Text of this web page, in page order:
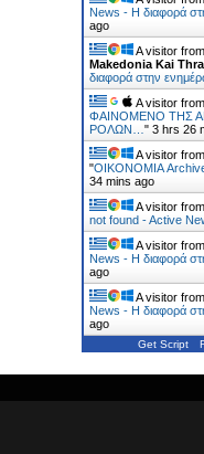
News - Η διαφορά
ago
A visitor from
Makedonia Kai
διαφορά στην
A visitor from
ΦΑΙΝΟΜΕΝΟ ΤΗΣ
ΡΟΛΩΝ… " 3 hrs 26
A visitor from
"ΟΙΚΟΝΟΜΙΑ
34 mins ago
A visitor from
not found - Active
A visitor from
News - Η διαφορά
ago
A visitor from
News - Η διαφορά
ago
Get Script